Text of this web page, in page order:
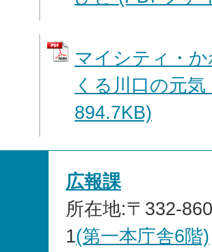
マイシティ・
くる川口の元
894.7KB)
広報課
所在地:〒332-
1(第一本庁舎6階)